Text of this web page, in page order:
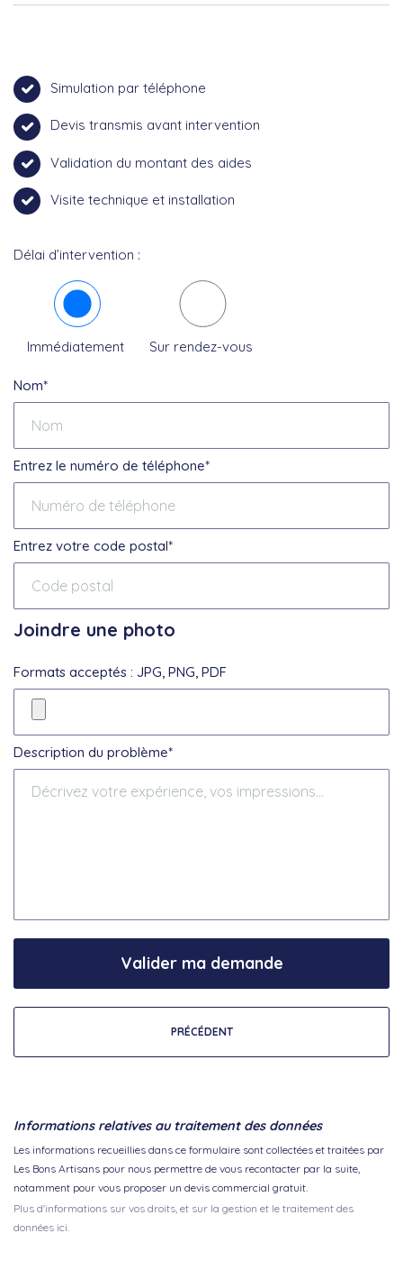
Simulation par téléphone
Devis transmis avant intervention
Validation du montant des aides
Visite technique et installation
Délai d’intervention :
Immédiatement Sur rendez-vous
Nom*
Entrez le numéro de téléphone*
Entrez votre code postal*
Joindre une photo
Formats acceptés : JPG, PNG, PDF
Description du problème*
PRÉCÉDENT
Valider ma demande
Informations relatives au traitement des données
Les informations recueillies dans ce formulaire sont collectées et traitées par
Les Bons Artisans pour nous permettre de vous recontacter par la suite,
notamment pour vous proposer un devis commercial gratuit.
Plus d'informations sur vos droits, et sur la gestion et le traitement des
données ici.